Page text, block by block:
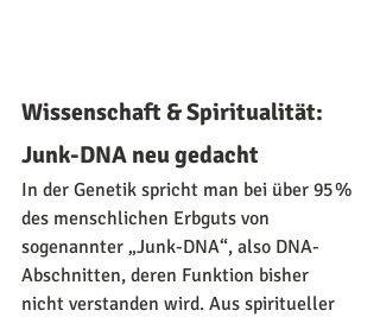
Wissenschaft & Spiritualität:
Junk-DNA neu gedacht
In der Genetik spricht man bei über 95 %
des menschlichen Erbguts von
sogenannter „Junk-DNA“, also DNA-
Abschnitten, deren Funktion bisher
nicht verstanden wird. Aus spiritueller